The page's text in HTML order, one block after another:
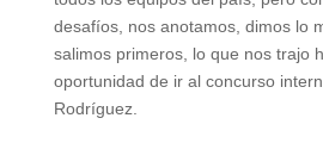
desafíos, nos anotamos, dimos lo
salimos primeros, lo que nos trajo
oportunidad de ir al concurso
Rodríguez.